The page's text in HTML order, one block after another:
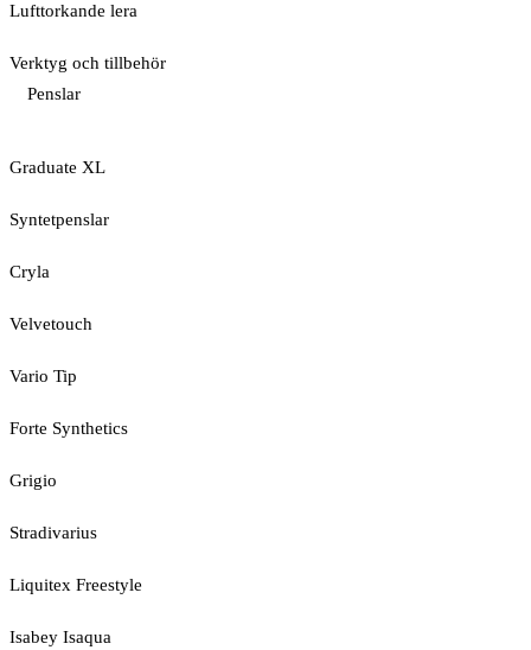
Lufttorkande lera
Verktyg och tillbehör
Penslar
Graduate XL
Syntetpenslar
Cryla
Velvetouch
Vario Tip
Forte Synthetics
Grigio
Stradivarius
Liquitex Freestyle
Isabey Isaqua